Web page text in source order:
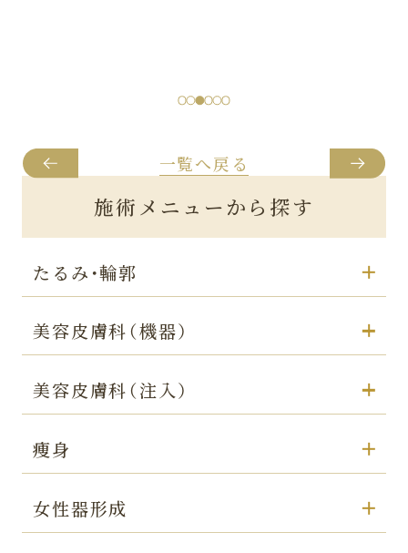
一覧へ戻る
施術メニューから探す
たるみ・輪郭
美容皮膚科（機器）
美容皮膚科（注入）
痩身
女性器形成